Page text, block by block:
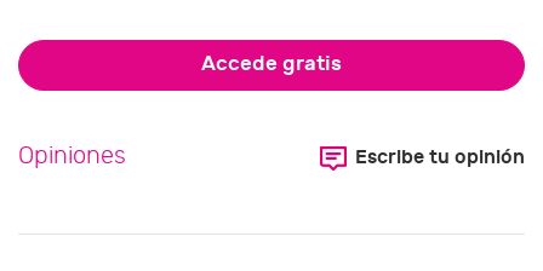
Accede gratis
Opiniones Escribe tu opinión